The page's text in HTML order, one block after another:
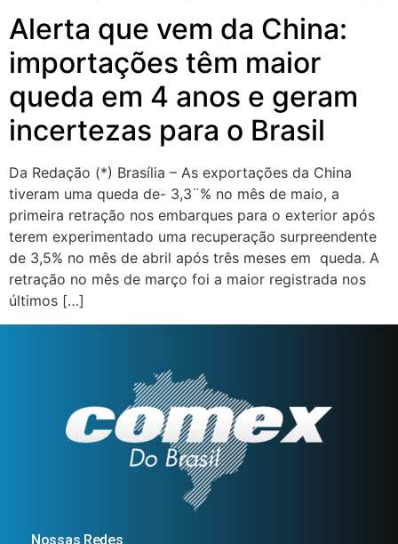
Alerta que vem da China:
importações têm maior
queda em 4 anos e geram
incertezas para o Brasil
Da Redação (*) Brasília – As exportações da China
tiveram uma queda de- 3,3¨% no mês de maio, a
primeira retração nos embarques para o exterior após
terem experimentado uma recuperação surpreendente
de 3,5% no mês de abril após três meses em queda. A
retração no mês de março foi a maior registrada nos
últimos […]
Nossas Redes